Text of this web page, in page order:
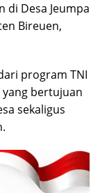
di Desa Jeumpa
Bireuen,
program TNI
yang bertujuan
sekaligus